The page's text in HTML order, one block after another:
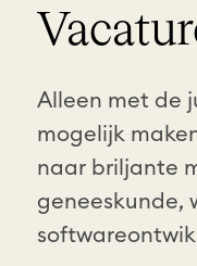
Alleen met de
mogelijk
naar briljante
geneeskunde,